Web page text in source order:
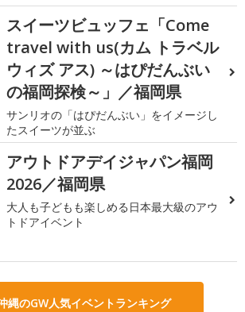
スイーツビュッフェ「Come
travel with us(カム トラベル
ウィズ アス) ～はぴだんぶい
の福岡探検～」／福岡県
サンリオの「はぴだんぶい」をイメージし
たスイーツが並ぶ
アウトドアデイジャパン福岡
2026／福岡県
大人も子どもも楽しめる日本最大級のアウ
トドアイベント
縄のGW人気イベントランキング